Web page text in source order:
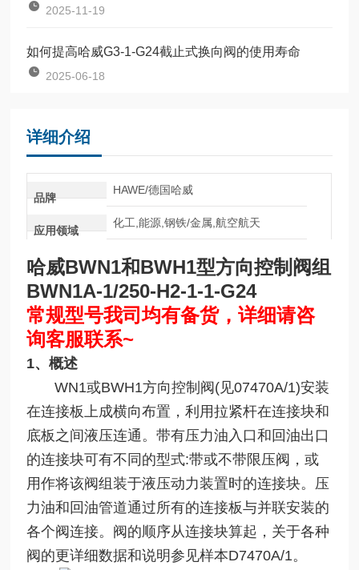
2025-11-19
如何提高哈威G3-1-G24截止式换向阀的使用寿命
2025-06-18
详细介绍
品牌
HAWE/德国哈威
应用领域
化工,能源,钢铁/金属,航空航天
哈威BWN1和BWH1型方向控制阀组
BWN1A-1/250-H2-1-1-G24
常规型号我司均有备货，详细请咨
询客服联系~
1、概述
WN1或BWH1方向控制阀(见07470A/1)安装
在连接板上成横向布置，利用拉紧杆在连接块和
底板之间液压连通。带有压力油入口和回油出口
的连接块可有不同的型式:带或不带限压阀，或
用作将该阀组装于液压动力装置时的连接块。压
力油和回油管道通过所有的连接板与并联安装的
各个阀连接。阀的顺序从连接块算起，关于各种
阀的更详细数据和说明参见样本D7470A/1。